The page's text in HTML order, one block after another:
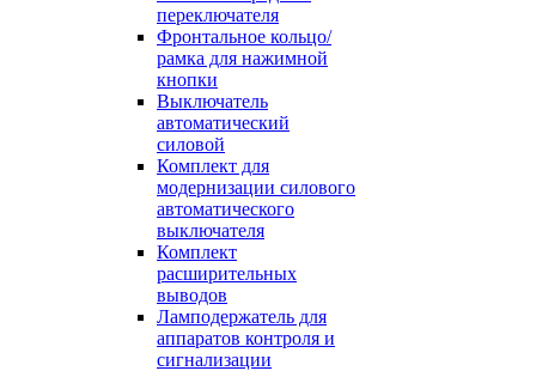
переключателя
Фронтальное кольцо/
рамка для нажимной
кнопки
Выключатель
автоматический
силовой
Комплект для
модернизации силового
автоматического
выключателя
Комплект
расширительных
выводов
Ламподержатель для
аппаратов контроля и
сигнализации